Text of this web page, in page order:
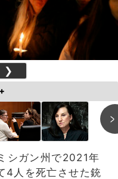
❯
シガン州で2021年
4人を死亡させた銃